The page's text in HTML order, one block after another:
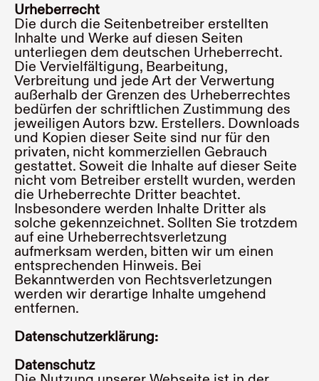
Urheberrecht
Die durch die Seitenbetreiber erstellten
Inhalte und Werke auf diesen Seiten
unterliegen dem deutschen Urheberrecht.
Die Vervielfältigung, Bearbeitung,
Verbreitung und jede Art der Verwertung
außerhalb der Grenzen des Urheberrechtes
bedürfen der schriftlichen Zustimmung des
jeweiligen Autors bzw. Erstellers. Downloads
und Kopien dieser Seite sind nur für den
privaten, nicht kommerziellen Gebrauch
gestattet. Soweit die Inhalte auf dieser Seite
nicht vom Betreiber erstellt wurden, werden
die Urheberrechte Dritter beachtet.
Insbesondere werden Inhalte Dritter als
solche gekennzeichnet. Sollten Sie trotzdem
auf eine Urheberrechtsverletzung
aufmerksam werden, bitten wir um einen
entsprechenden Hinweis. Bei
Bekanntwerden von Rechtsverletzungen
werden wir derartige Inhalte umgehend
entfernen.
Datenschutzerklärung:
Datenschutz